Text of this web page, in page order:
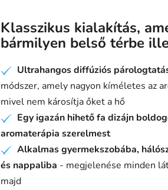
Klasszikus kialakítás,
bármilyen belső térbe
✔ Ultrahangos diffúziós
módszer, amely nagyon kíméletes az
mivel nem károsítja őket a hő
✔
Egy igazán hihető fa dizájn
aromaterápia szerelmest
✔
Alkalmas gyermekszobába,
és nappaliba - megjelenése minden
majd